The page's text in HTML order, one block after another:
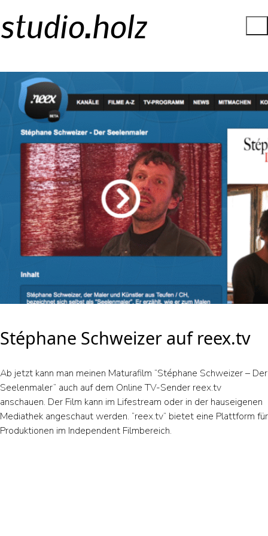
studio.holz
Stéphane Schweizer auf reex.tv
Ab jetzt kann man meinen Maturafilm “Stéphane Schweizer – Der
Seelenmaler” auch auf dem Online TV-Sender reex.tv
anschauen. Der Film kann im Lifestream oder in der hauseigenen
Mediathek angeschaut werden. “reex.tv” bietet eine Plattform für
Produktionen im Independent Filmbereich.